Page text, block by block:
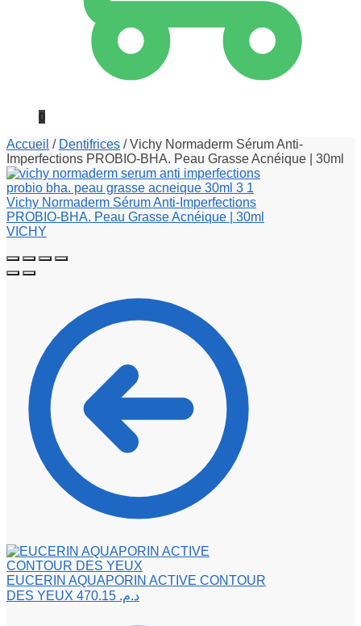
0
Accueil / Dentifrices /Vichy Normaderm Sérum Anti-
Imperfections PROBIO-BHA. Peau Grasse Acnéique | 30ml
EUCERIN AQUAPORIN ACTIVE CONTOUR
DES YEUX
د.م.